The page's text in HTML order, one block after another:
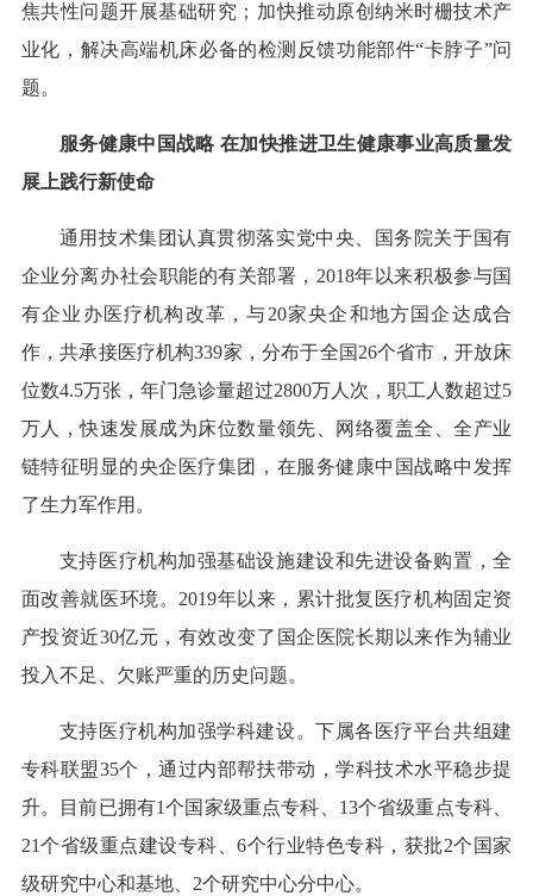
焦共性问题开展基础研究；加快推动原创纳米时栅技术产
业化，解决高端机床必备的检测反馈功能部件“卡脖子”问
题。
服务健康中国战略 在加快推进卫生健康事业高质量发
展上践行新使命
通用技术集团认真贯彻落实党中央、国务院关于国有
企业分离办社会职能的有关部署，2018年以来积极参与国
有企业办医疗机构改革，与20家央企和地方国企达成合
作，共承接医疗机构339家，分布于全国26个省市，开放床
位数4.5万张，年门急诊量超过2800万人次，职工人数超过5
万人，快速发展成为床位数量领先、网络覆盖全、全产业
链特征明显的央企医疗集团，在服务健康中国战略中发挥
了生力军作用。
支持医疗机构加强基础设施建设和先进设备购置，全
面改善就医环境。2019年以来，累计批复医疗机构固定资
产投资近30亿元，有效改变了国企医院长期以来作为辅业
投入不足、欠账严重的历史问题。
支持医疗机构加强学科建设。下属各医疗平台共组建
专科联盟35个，通过内部帮扶带动，学科技术水平稳步提
升。目前已拥有1个国家级重点专科、13个省级重点专科、
21个省级重点建设专科、6个行业特色专科，获批2个国家
级研究中心和基地、2个研究中心分中心。